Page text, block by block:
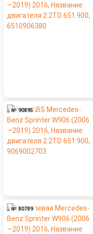
№ 90895
№ 80789